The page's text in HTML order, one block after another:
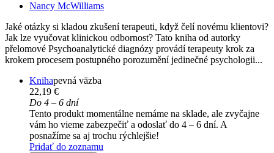
Nancy McWilliams
Jaké otázky si kladou zkušení terapeuti, když čelí novému klientovi?
Jak lze vyučovat klinickou odbornost? Tato kniha od autorky
přelomové Psychoanalytické diagnózy provádí terapeuty krok za
krokem procesem postupného porozumění jedinečné psychologii...
Knihapevná väzba
22,19 €
Do 4 – 6 dní
Tento produkt momentálne nemáme na sklade, ale zvyčajne
vám ho vieme zabezpečiť a odoslať do 4 – 6 dní. A
posnažíme sa aj trochu rýchlejšie!
Pridať do zoznamu